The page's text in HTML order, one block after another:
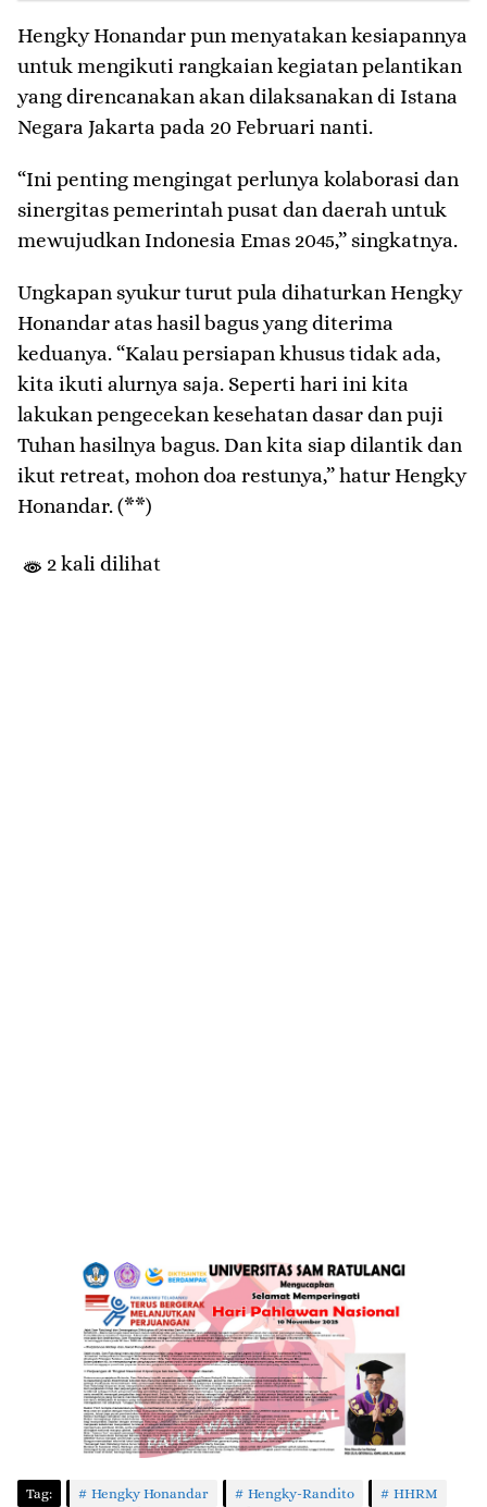
Hengky Honandar pun menyatakan kesiapannya
untuk mengikuti rangkaian kegiatan pelantikan
yang direncanakan akan dilaksanakan di Istana
Negara Jakarta pada 20 Februari nanti.
“Ini penting mengingat perlunya kolaborasi dan
sinergitas pemerintah pusat dan daerah untuk
mewujudkan Indonesia Emas 2045,” singkatnya.
Ungkapan syukur turut pula dihaturkan Hengky
Honandar atas hasil bagus yang diterima
keduanya. “Kalau persiapan khusus tidak ada,
kita ikuti alurnya saja. Seperti hari ini kita
lakukan pengecekan kesehatan dasar dan puji
Tuhan hasilnya bagus. Dan kita siap dilantik dan
ikut retreat, mohon doa restunya,” hatur Hengky
Honandar. (**)
2 kali dilihat
Tag: Hengky Honandar Hengky-Randito
HHRM